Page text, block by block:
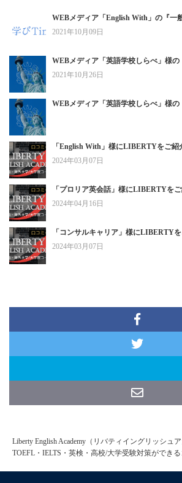
WEBメディア「English With」の『一
2021年10月09日
WEBメディア「英語学校しらべ」様の
2021年10月26日
WEBメディア「英語学校しらべ」様の
「English With」様にLIBERTYをご紹
2024年03月07日
「プロリア英会話」様にLIBERTYを
2024年04月16日
「コンサルキャリア」様にLIBERTY
2024年03月07日
Liberty English Academy（リバティイングリッシュ
TOEFL・IELTS・英検・高校/大学受験対策ができる